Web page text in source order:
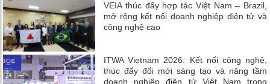
VEIA thúc đẩy hợp tác Việt Nam – Brazil,
mở rộng kết nối doanh nghiệp điện tử và
công nghệ cao
ITWA Vietnam 2026: Kết nối công nghệ,
thúc đẩy đổi mới sáng tạo và nâng tầm
doanh nghiệp điện tử Việt Nam trong